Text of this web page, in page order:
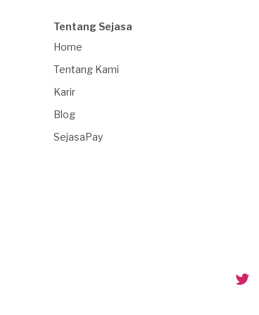
Tentang Sejasa
Home
Tentang Kami
Karir
Blog
SejasaPay